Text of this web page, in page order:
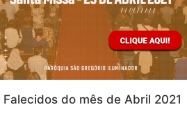
Falecidos do mês de Abril 2021